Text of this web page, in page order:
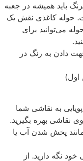
باید همیشه در جعبه
حوله کاغذی نقش یک
می‌توانید برای
دادن به رنگ در
به نقاشی شما
نقاشی بهره بگیرید.
پخش شدن آب یا
نگه دارید. از